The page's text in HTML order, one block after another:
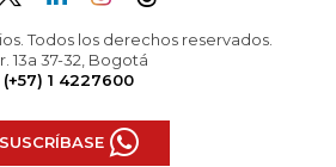
Todos los derechos reservados.
13a 37-32, Bogotá
(+57) 1 4227600
SUSCRÍBASE